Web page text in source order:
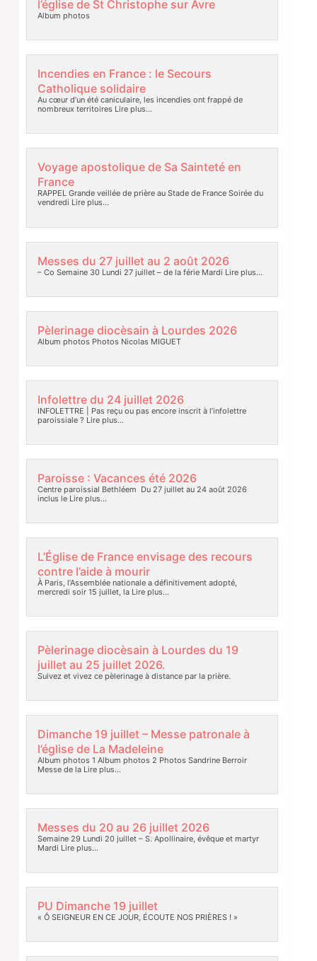
l’église de St Christophe sur Avre
Album photos
Incendies en France : le Secours
Catholique solidaire
Au cœur d’un été caniculaire, les incendies ont frappé de
nombreux territoires Lire plus…
Voyage apostolique de Sa Sainteté en
France
RAPPEL Grande veillée de prière au Stade de France Soirée du
vendredi Lire plus…
Messes du 27 juillet au 2 août 2026
– Co Semaine 30 Lundi 27 juillet – de la férie Mardi Lire plus…
Pèlerinage diocèsain à Lourdes 2026
Album photos Photos Nicolas MIGUET
Infolettre du 24 juillet 2026
INFOLETTRE | Pas reçu ou pas encore inscrit à l’infolettre
paroissiale ? Lire plus…
Paroisse : Vacances été 2026
Centre paroissial Bethléem Du 27 juillet au 24 août 2026
inclus leLire plus…
L’Église de France envisage des recours
contre l’aide à mourir
À Paris, l’Assemblée nationale a définitivement adopté,
mercredi soir 15 juillet, laLire plus…
Pèlerinage diocèsain à Lourdes du 19
juillet au 25 juillet 2026.
Suivez et vivez ce pèlerinage à distance par la prière.
Dimanche 19 juillet – Messe patronale à
l’église de La Madeleine
Album photos 1 Album photos 2 Photos Sandrine Berroir
Messe de laLire plus…
Messes du 20 au 26 juillet 2026
Semaine 29 Lundi 20 juillet – S. Apollinaire, évêque et martyr
Mardi Lire plus…
PU Dimanche 19 juillet
« Ô SEIGNEUR EN CE JOUR, ÉCOUTE NOS PRIÈRES ! »